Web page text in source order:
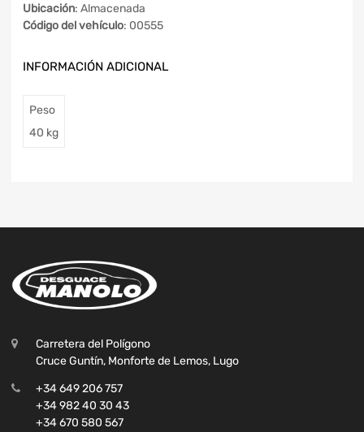
Ubicación: Almacenada
Código del vehículo: 00555
INFORMACIÓN ADICIONAL
Peso
40 kg
Carretera del Polígono
Cruce Guntín, Monforte de Lemos, Lugo
+34 649 206 757
+34 982 40 30 43
+34 670 580 567